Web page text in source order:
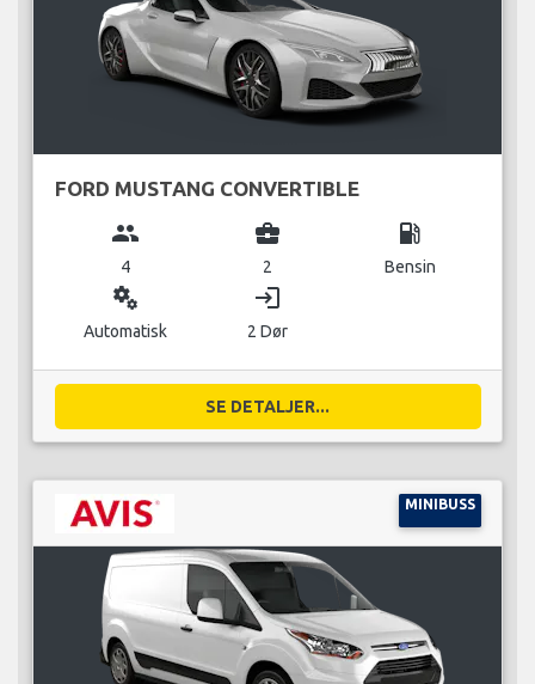
FORD MUSTANG CONVERTIBLE
group
4
business_center
2
local_gas_station
Bensin
miscellaneous_services
Automatisk
login
2 Dør
SE DETALJER...
MINIBUSS